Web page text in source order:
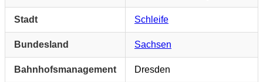
Stadt Schleife
Bundesland Sachsen
Bahnhofsmanagement Dresden